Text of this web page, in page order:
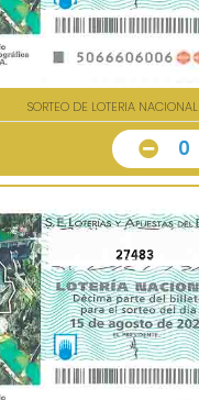
SORTEO DE LOTERIA NACIONAL
0
27483